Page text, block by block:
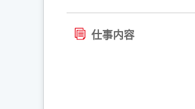
仕事内容